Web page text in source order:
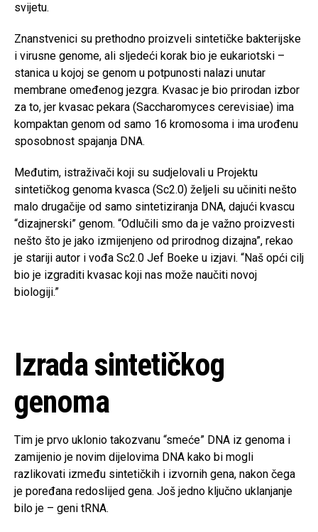
svijetu.
Znanstvenici su prethodno proizveli sintetičke bakterijske
i virusne genome, ali sljedeći korak bio je eukariotski –
stanica u kojoj se genom u potpunosti nalazi unutar
membrane omeđenog jezgra. Kvasac je bio prirodan izbor
za to, jer kvasac pekara (Saccharomyces cerevisiae) ima
kompaktan genom od samo 16 kromosoma i ima urođenu
sposobnost spajanja DNA.
Međutim, istraživači koji su sudjelovali u Projektu
sintetičkog genoma kvasca (Sc2.0) željeli su učiniti nešto
malo drugačije od samo sintetiziranja DNA, dajući kvascu
“dizajnerski” genom. “Odlučili smo da je važno proizvesti
nešto što je jako izmijenjeno od prirodnog dizajna”, rekao
je stariji autor i vođa Sc2.0 Jef Boeke u izjavi. “Naš opći cilj
bio je izgraditi kvasac koji nas može naučiti novoj
biologiji.”
Izrada sintetičkog
genoma
Tim je prvo uklonio takozvanu “smeće” DNA iz genoma i
zamijenio je novim dijelovima DNA kako bi mogli
razlikovati između sintetičkih i izvornih gena, nakon čega
je poređana redoslijed gena. Još jedno ključno uklanjanje
bilo je – geni tRNA.